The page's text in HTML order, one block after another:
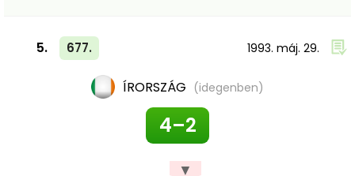
5. 677. 1993. máj. 29.
ÍRORSZÁG (idegenben)
4–2
▼